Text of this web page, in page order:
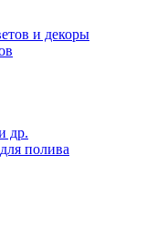
и декоры
др.
полива